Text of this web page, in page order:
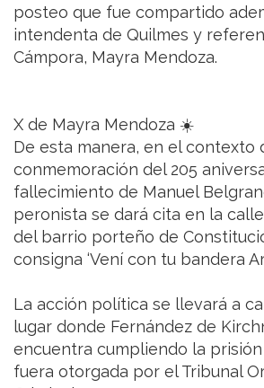
posteo que fue compartido
intendenta de Quilmes y
Cámpora, Mayra Mendoza.
X de Mayra Mendoza ☀️
De esta manera, en el contexto
conmemoración del 205
fallecimiento de Manuel
peronista se dará cita en la calle
del barrio porteño de
consigna ‘Vení con tu bandera
La acción política se llevará a
lugar donde Fernández de
encuentra cumpliendo la
fuera otorgada por el Tribunal